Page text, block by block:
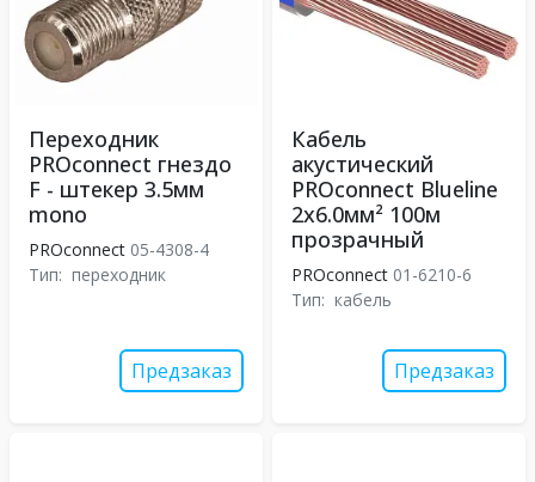
Переходник
PROconnect гнездо
F - штекер 3.5мм
mono
PROconnect 05-4308-4
Тип: переходник
Предзаказ
Кабель
акустический
PROconnect Blueline
2х6.0мм² 100м
прозрачный
PROconnect 01-6210-6
Тип: кабель
Предзаказ